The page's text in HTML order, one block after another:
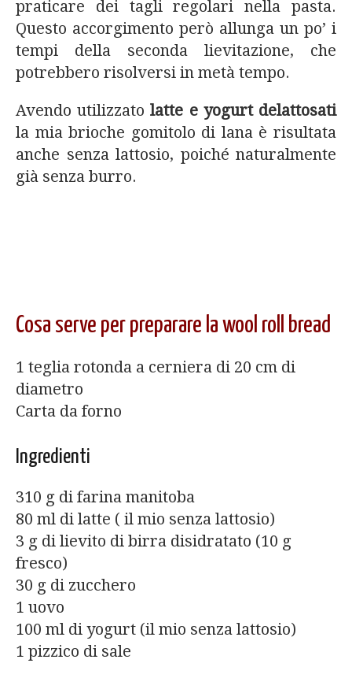
praticare dei tagli regolari nella pasta.
Questo accorgimento però allunga un po’ i
tempi della seconda lievitazione, che
potrebbero risolversi in metà tempo.
Avendo utilizzatolatte e yogurt delattosati
la mia brioche gomitolo di lana è risultata
anche senza lattosio, poiché naturalmente
già senza burro.
Cosa serve per preparare la wool roll bread
1 teglia rotonda a cerniera di 20 cm di
diametro
Carta da forno
Ingredienti
310 g di farina manitoba
80 ml di latte ( il mio senza lattosio)
3 g di lievito di birra disidratato (10 g
fresco)
30 g di zucchero
1 uovo
100 ml di yogurt (il mio senza lattosio)
1 pizzico di sale